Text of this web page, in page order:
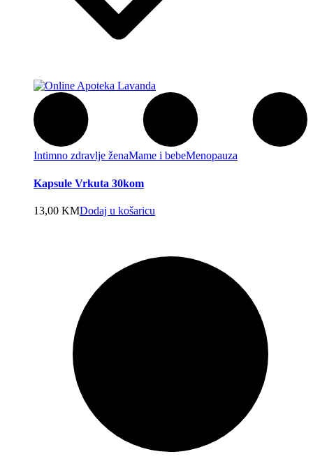
Intimno zdravlje ženaMame i bebeMenopauza
Kapsule Vrkuta 30kom
13,00 KMDodaj u košaricu